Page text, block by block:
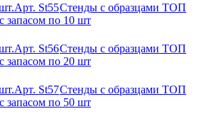
Арт. St55Стенды с образцами ТОП
запасом по 10 шт
Арт. St56Стенды с образцами ТОП
запасом по 20 шт
Арт. St57Стенды с образцами ТОП
запасом по 50 шт